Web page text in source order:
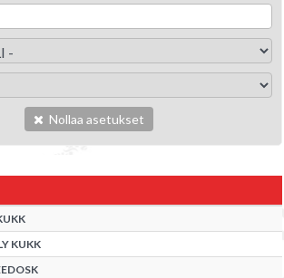
Nollaa asetukset
KUKK